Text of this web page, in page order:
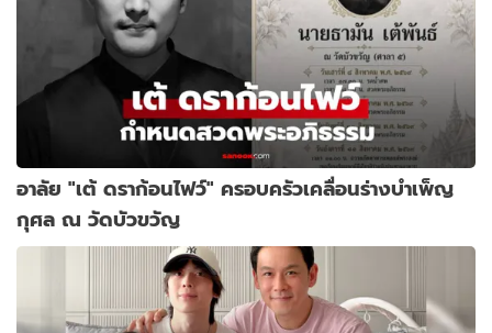
อาลัย "เต้ ดราก้อนไฟว์" ครอบครัวเคลื่อนร่างบำเพ็ญ
กุศล ณ วัดบัวขวัญ